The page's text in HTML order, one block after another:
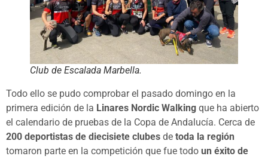
Club de Escalada Marbella.
Todo ello se pudo comprobar el pasado domingo en la
primera edición de la Linares Nordic Walking que ha abierto
el calendario de pruebas de la Copa de Andalucía. Cerca de
200 deportistas de diecisiete clubes de toda la región
tomaron parte en la competición que fue todo un éxito de